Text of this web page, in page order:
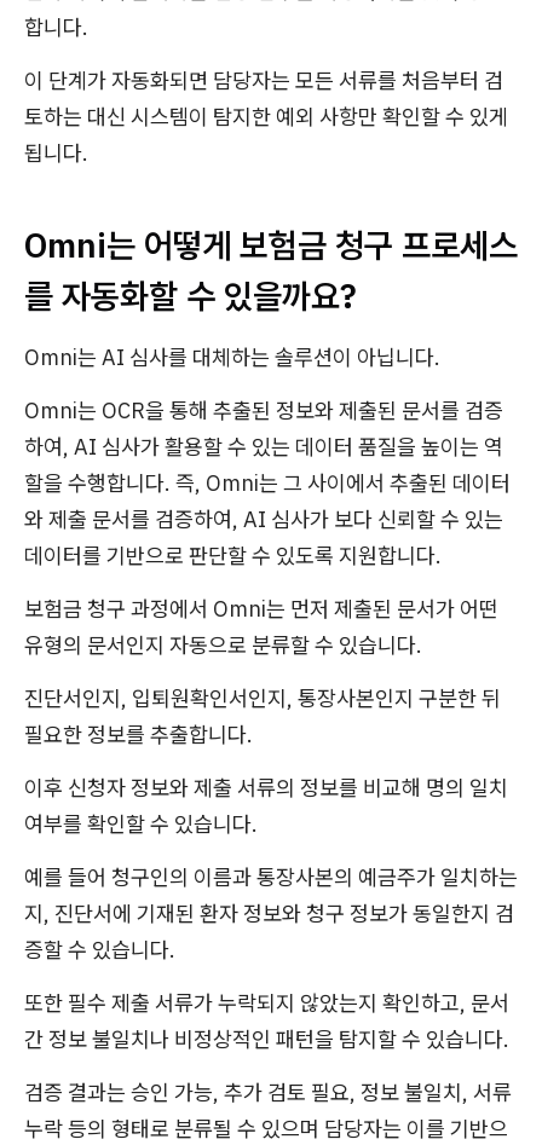
합니다.
이 단계가 자동화되면 담당자는 모든 서류를 처음부터 검
토하는 대신 시스템이 탐지한 예외 사항만 확인할 수 있게
됩니다.
Omni는 어떻게 보험금 청구 프로세스
를 자동화할 수 있을까요?
Omni는 AI 심사를 대체하는 솔루션이 아닙니다.
Omni는 OCR을 통해 추출된 정보와 제출된 문서를 검증
하여, AI 심사가 활용할 수 있는 데이터 품질을 높이는 역
할을 수행합니다. 즉, Omni는 그 사이에서 추출된 데이터
와 제출 문서를 검증하여, AI 심사가 보다 신뢰할 수 있는
데이터를 기반으로 판단할 수 있도록 지원합니다.
보험금 청구 과정에서 Omni는 먼저 제출된 문서가 어떤
유형의 문서인지 자동으로 분류할 수 있습니다.
진단서인지, 입퇴원확인서인지, 통장사본인지 구분한 뒤
필요한 정보를 추출합니다.
이후 신청자 정보와 제출 서류의 정보를 비교해 명의 일치
여부를 확인할 수 있습니다.
예를 들어 청구인의 이름과 통장사본의 예금주가 일치하는
지, 진단서에 기재된 환자 정보와 청구 정보가 동일한지 검
증할 수 있습니다.
또한 필수 제출 서류가 누락되지 않았는지 확인하고, 문서
간 정보 불일치나 비정상적인 패턴을 탐지할 수 있습니다.
검증 결과는 승인 가능, 추가 검토 필요, 정보 불일치, 서류
누락 등의 형태로 분류될 수 있으며 담당자는 이를 기반으